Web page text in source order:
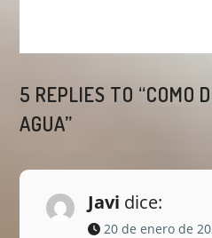
5 REPLIES TO “COMO
AGUA”
Javi dice:
20 de enero de